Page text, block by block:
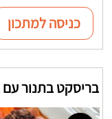
כניסה למתכון
בריסקט בתנור עם